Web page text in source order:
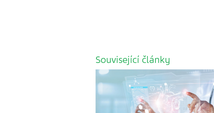
Související články